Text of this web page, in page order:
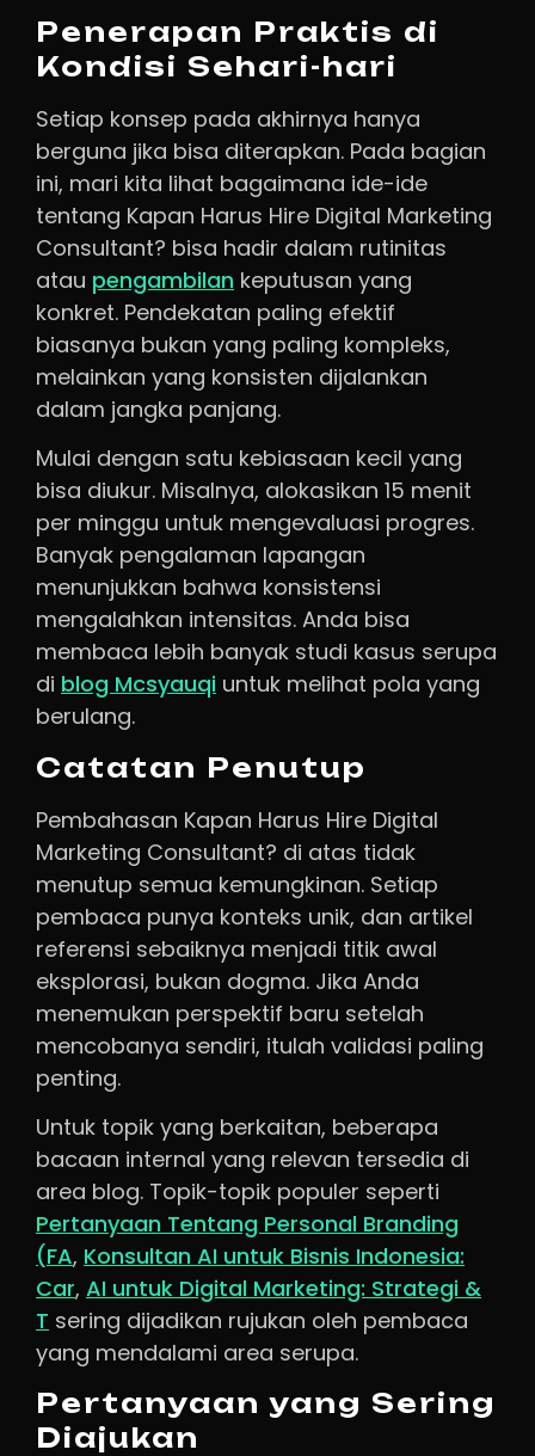
Penerapan Praktis di
Kondisi Sehari-hari
Setiap konsep pada akhirnya hanya
berguna jika bisa diterapkan. Pada bagian
ini, mari kita lihat bagaimana ide-ide
tentang Kapan Harus Hire Digital Marketing
Consultant? bisa hadir dalam rutinitas
atau pengambilan keputusan yang
konkret. Pendekatan paling efektif
biasanya bukan yang paling kompleks,
melainkan yang konsisten dijalankan
dalam jangka panjang.
Mulai dengan satu kebiasaan kecil yang
bisa diukur. Misalnya, alokasikan 15 menit
per minggu untuk mengevaluasi progres.
Banyak pengalaman lapangan
menunjukkan bahwa konsistensi
mengalahkan intensitas. Anda bisa
membaca lebih banyak studi kasus serupa
di blog Mcsyauqi untuk melihat pola yang
berulang.
Catatan Penutup
Pembahasan Kapan Harus Hire Digital
Marketing Consultant? di atas tidak
menutup semua kemungkinan. Setiap
pembaca punya konteks unik, dan artikel
referensi sebaiknya menjadi titik awal
eksplorasi, bukan dogma. Jika Anda
menemukan perspektif baru setelah
mencobanya sendiri, itulah validasi paling
penting.
Untuk topik yang berkaitan, beberapa
bacaan internal yang relevan tersedia di
area blog. Topik-topik populer seperti
Pertanyaan Tentang Personal Branding
(FA, Konsultan AI untuk Bisnis Indonesia:
Car, AI untuk Digital Marketing: Strategi &
T sering dijadikan rujukan oleh pembaca
yang mendalami area serupa.
Pertanyaan yang Sering
Diajukan